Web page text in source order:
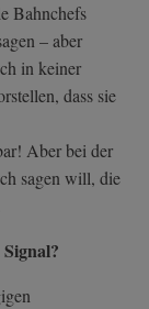
Bahnchefs
– aber
in keiner
dass sie
Aber bei der
sagen will, die